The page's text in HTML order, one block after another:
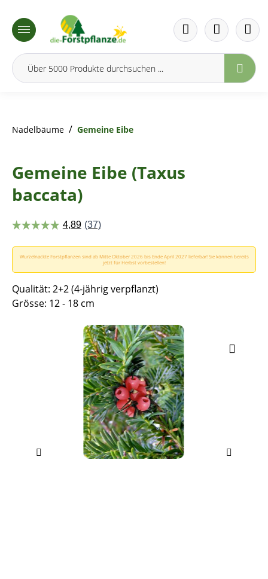
springen
Nadelbäume / Gemeine Eibe
Gemeine Eibe (Taxus
baccata)
Wurzelnackte Forstpflanzen sind ab Mitte Oktober 2026 bis Ende April 2027 lieferbar! Sie können bereits
jetzt für Herbst vorbestellen!
Qualität: 2+2 (4-jährig verpflanzt)
Grösse: 12 - 18 cm